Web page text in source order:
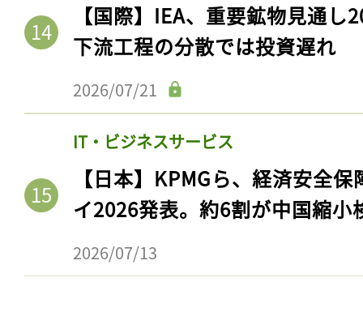
【国際】IEA、重要鉱物見通
下流工程の分散では投資遅れ
2026/07/21
IT・ビジネスサービス
【日本】KPMGら、経済安全
イ2026発表。約6割が中国縮小
2026/07/13